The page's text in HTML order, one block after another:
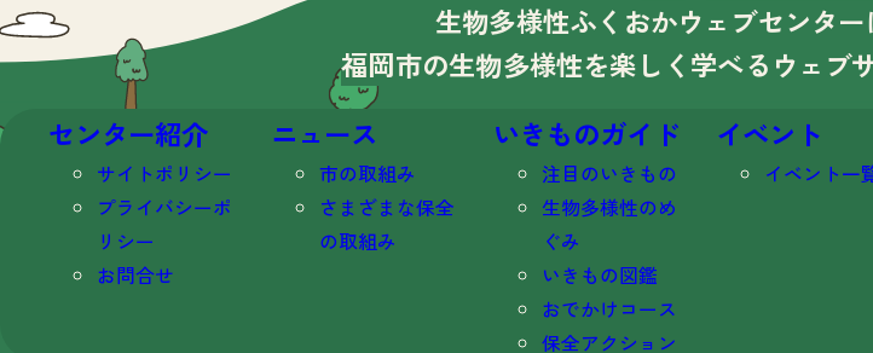
生物多様性ふくおかウェブセンター
福岡市の生物多様性を楽しく学べる ウェブ
センター紹介
サイトポリシー
プライバシーポ
リシー
お問合せ
ニュース
市の取組み
さまざまな保全
の取組み
いきものガイド
注目のいきもの
生物多様性のめ
ぐみ
いきもの図鑑
おでかけコース
保全アクション
イベント
イベント一